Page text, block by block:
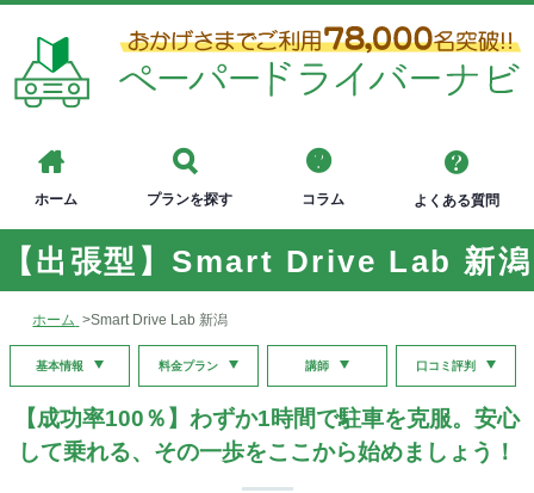
ホーム プランを探す コラム よくある質問
【出張型】Smart Drive Lab 新潟
ホーム >Smart Drive Lab 新潟
基本情報 料金プラン 講師 口コミ評判
【成功率100％】わずか1時間で駐車を克服。安心
して乗れる、その一歩をここから始めましょう！